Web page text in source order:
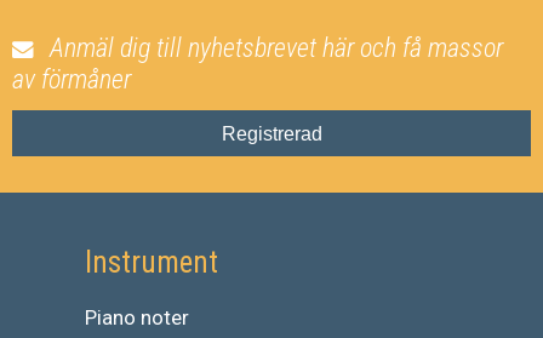
Anmäl dig till nyhetsbrevet här och få massor
av förmåner
Registrerad
Instrument
Piano noter